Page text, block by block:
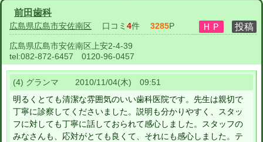
前田歯科
広島県広島市安佐南区 口コミ 4件 3285P
広島県広島市安佐南区上安2-4-39
tel:082-872-6457 0120-96-0457
(4) グランマ 2010/11/04(木) 09:51
明るくとても清潔な雰囲気のいい歯科医院です。先生は親切で
丁寧に診察してくださいました。説明も分かりやすく、スタッ
フに対しても丁寧に話しておられて感心しました。スタッフの
みなさんも、応対がとても良くて、それにも感心しました。テ